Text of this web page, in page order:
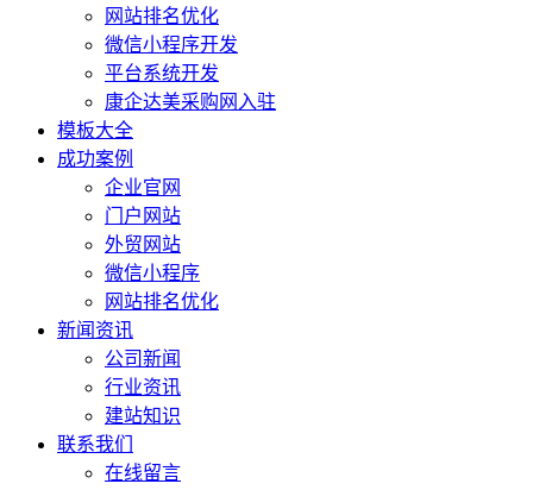
网站排名优化
微信小程序开发
平台系统开发
康企达美采购网入驻
模板大全
成功案例
企业官网
门户网站
外贸网站
微信小程序
网站排名优化
新闻资讯
公司新闻
行业资讯
建站知识
联系我们
在线留言